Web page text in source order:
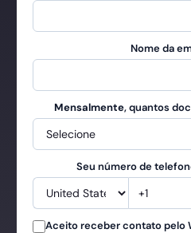
Nome da
Mensalmente, quantos
Seu número de
Aceito receber contato pelo